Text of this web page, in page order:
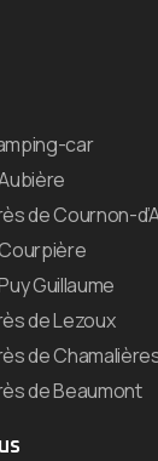
car
de Cournon-
Guillaume
de Lezoux
de
de Beaumont